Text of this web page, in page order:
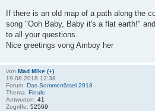
If there is an old map of a path along the
song "Ooh Baby, Baby it's a flat earth!"
to all your questions.
Nice greetings vong Amboy her
von Mad Mike (+)
19.08.2018 12:38
Forum: Das Sommerrätsel 2018
Thema: Finale
Antworten: 41
Zugriffe: 52569